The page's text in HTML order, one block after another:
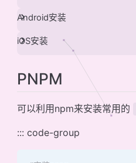
Android安装
iOS安装
PNPM
可以利用npm来安装常用的
::: code-group